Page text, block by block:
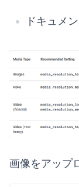
ドキュメ
画像をアップ